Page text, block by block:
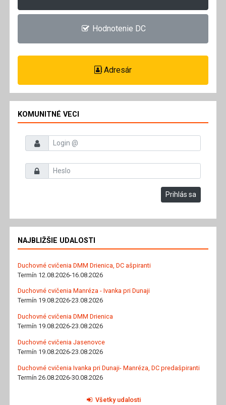
Hodnotenie DC
Adresár
KOMUNITNÉ VECI
Prihlasovacie meno
Heslo
Prihlás sa
NAJBLIŽŠIE UDALOSTI
Duchovné cvičenia DMM Drienica, DC ašpiranti
Termín 12.08.2026-16.08.2026
Duchovné cvičenia Manréza - Ivanka pri Dunaji
Termín 19.08.2026-23.08.2026
Duchovné cvičenia DMM Drienica
Termín 19.08.2026-23.08.2026
Duchovné cvičenia Jasenovce
Termín 19.08.2026-23.08.2026
Duchovné cvičenia Ivanka pri Dunaji- Manréza, DC predašpiranti
Termín 26.08.2026-30.08.2026
Všetky udalosti